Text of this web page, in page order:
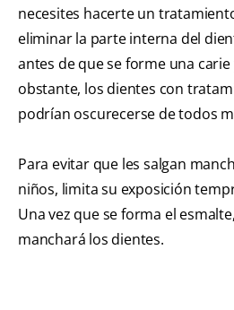
necesites hacerte un
eliminar la parte interna del
antes de que se forme una carie
obstante, los dientes con
podrían oscurecerse de todos
Para evitar que les salgan
niños, limita su exposición
Una vez que se forma el
manchará los dientes.